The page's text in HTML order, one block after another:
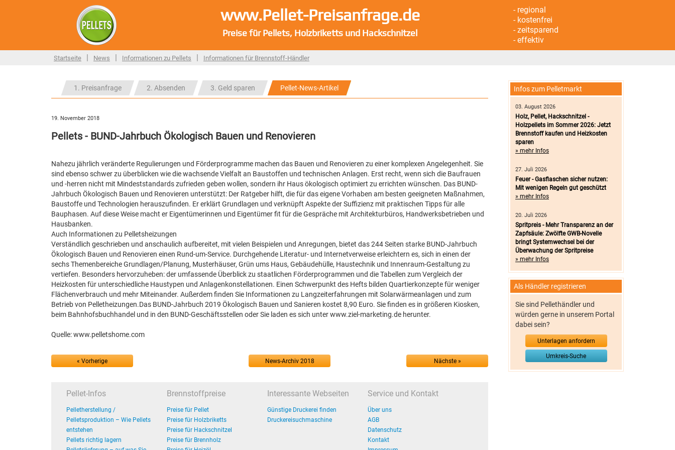
www.Pellet-Preisanfrage.de
Preise für Pellets, Holzbriketts und Hackschnitzel
- regional
- kostenfrei
- zeitsparend
- effektiv
Startseite | News | Informationen zu Pellets | Informationen für Brennstoff-Händler
1. Preisanfrage 2. Absenden 3. Geld sparen Pellet-News-Artikel
19. November 2018
Pellets - BUND-Jahrbuch Ökologisch Bauen und Renovieren
Nahezu jährlich veränderte Regulierungen und Förderprogramme machen das Bauen und Renovieren zu einer komplexen Angelegenheit. Sie
sind ebenso schwer zu überblicken wie die wachsende Vielfalt an Baustoffen und technischen Anlagen. Erst recht, wenn sich die Baufrauen
und -herren nicht mit Mindeststandards zufrieden geben wollen, sondern ihr Haus ökologisch optimiert zu errichten wünschen. Das BUND-
Jahrbuch Ökologisch Bauen und Renovieren unterstützt: Der Ratgeber hilft, die für das eigene Vorhaben am besten geeigneten Maßnahmen,
Baustoffe und Technologien herauszufinden. Er erklärt Grundlagen und verknüpft Aspekte der Suffizienz mit praktischen Tipps für alle
Bauphasen. Auf diese Weise macht er Eigentümerinnen und Eigentümer fit für die Gespräche mit Architekturbüros, Handwerksbetrieben und
Hausbanken.
Auch Informationen zu Pelletsheizungen
Verständlich geschrieben und anschaulich aufbereitet, mit vielen Beispielen und Anregungen, bietet das 244 Seiten starke BUND-Jahrbuch
Ökologisch Bauen und Renovieren einen Rund-um-Service. Durchgehende Literatur- und Internetverweise erleichtern es, sich in einen der
sechs Themenbereiche Grundlagen/Planung, Musterhäuser, Grün ums Haus, Gebäudehülle, Haustechnik und Innenraum-Gestaltung zu
vertiefen. Besonders hervorzuheben: der umfassende Überblick zu staatlichen Förderprogrammen und die Tabellen zum Vergleich der
Heizkosten für unterschiedliche Haustypen und Anlagenkonstellationen. Einen Schwerpunkt des Hefts bilden Quartierkonzepte für weniger
Flächenverbrauch und mehr Miteinander. Außerdem finden Sie Informationen zu Langzeiterfahrungen mit Solarwärmeanlagen und zum
Betrieb von Pelletheizungen.Das BUND-Jahrbuch 2019 Ökologisch Bauen und Sanieren kostet 8,90 Euro. Sie finden es in größeren Kiosken,
beim Bahnhofsbuchhandel und in den BUND-Geschäftsstellen oder Sie laden es sich unter www.ziel-marketing.de herunter.
Quelle: www.pelletshome.com
« Vorherige News-Archiv 2018 Nächste »
Infos zum Pelletmarkt
03. August 2026
Holz, Pellet, Hackschnitzel -
Holzpellets im Sommer 2026: Jetzt
Brennstoff kaufen und Heizkosten
sparen
» mehr Infos
27. Juli 2026
Feuer - Gasflaschen sicher nutzen:
Mit wenigen Regeln gut geschützt
» mehr Infos
20. Juli 2026
Spritpreis - Mehr Transparenz an der
Zapfsäule: Zwölfte GWB-Novelle
bringt Systemwechsel bei der
Überwachung der Spritpreise
» mehr Infos
Als Händler registrieren
Sie sind Pellethändler und
würden gerne in unserem Portal
dabei sein?
Unterlagen anfordern
Umkreis-Suche
Pellet-Infos
Pelletherstellung /
Pelletsproduktion – Wie Pellets
entstehen
Pellets richtig lagern
Brennstoffpreise
Preise für Pellet
Preise für Holzbriketts
Preise für Hackschnitzel
Preise für Brennholz
Interessante Webseiten
Günstige Druckerei finden
Druckereisuchmaschine
Service und Kontakt
Über uns
AGB
Datenschutz
Kontakt